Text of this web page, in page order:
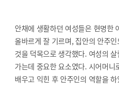
안채에 생활하던 여성들은 현명한
올바르게 잘 기르며, 집안의 안주
것을 덕목으로 생각했다. 여성의
가는데 중요한 요소였다. 시어머니
배우고 익힌 후 안주인의 역할을